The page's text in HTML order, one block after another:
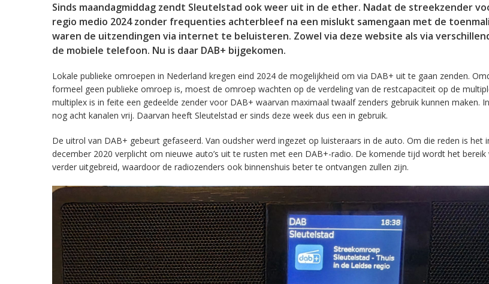
Sinds maandagmiddag zendt Sleutelstad ook weer uit in de ether. Nadat de streekzender
regio medio 2024 zonder frequenties achterbleef na een mislukt samengaan met de
waren de uitzendingen via internet te beluisteren. Zowel via deze website als via
de mobiele telefoon. Nu is daar DAB+ bijgekomen.
Lokale publieke omroepen in Nederland kregen eind 2024 de mogelijkheid om via DAB+ uit te gaan zenden.
formeel geen publieke omroep is, moest de omroep wachten op de verdeling van de restcapaciteit op de
multiplex is in feite een gedeelde zender voor DAB+ waarvan maximaal twaalf zenders gebruik kunnen maken.
nog acht kanalen vrij. Daarvan heeft Sleutelstad er sinds deze week dus een in gebruik.
De uitrol van DAB+ gebeurt gefaseerd. Van oudsher werd ingezet op luisteraars in de auto. Om die reden is het
december 2020 verplicht om nieuwe auto’s uit te rusten met een DAB+-radio. De komende tijd wordt het bereik
verder uitgebreid, waardoor de radiozenders ook binnenshuis beter te ontvangen zullen zijn.